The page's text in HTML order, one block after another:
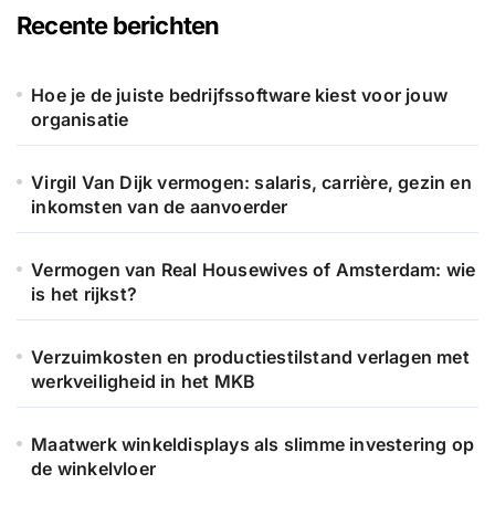
n
n
a
Recente berichten
Hoe je de juiste bedrijfssoftware kiest voor jouw
organisatie
Virgil Van Dijk vermogen: salaris, carrière, gezin en
inkomsten van de aanvoerder
Vermogen van Real Housewives of Amsterdam: wie
is het rijkst?
Verzuimkosten en productiestilstand verlagen met
werkveiligheid in het MKB
Maatwerk winkeldisplays als slimme investering op
de winkelvloer